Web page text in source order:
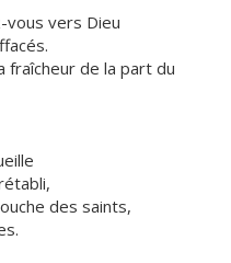
vers Dieu
fraîcheur de la part du
des saints,